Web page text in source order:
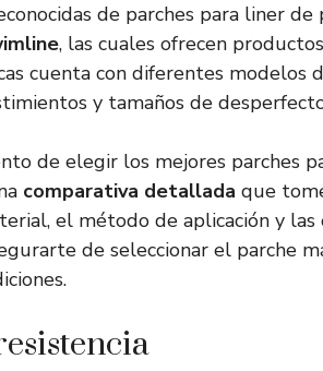
de parches para liner de
, las cuales ofrecen
cuenta con diferentes modelos
y tamaños de
de elegir los mejores parches
comparativa detallada que
el método de aplicación y las
de seleccionar el parche